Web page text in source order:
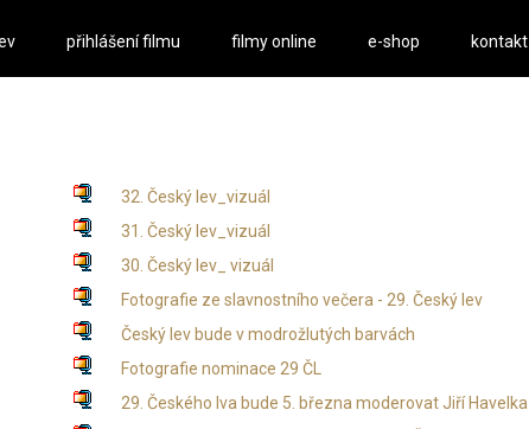
přihlášení filmu filmy online e-shop kontakt
32. Český lev_vizuál
31. Český lev_vizuál
30. Český lev_ vizuál
Fotografie ze slavnostního večera - 29. Český lev
Český lev bude v modrožlutých barvách
Fotografie nominace 29 ČL
29. Českého lva bude 5. března moderovat Jiří Havelka